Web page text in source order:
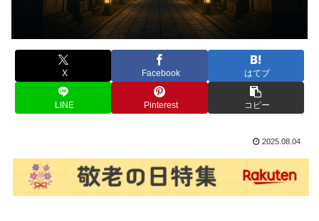
X Facebook はてブ
LINE Pinterest コピー
2025.08.04